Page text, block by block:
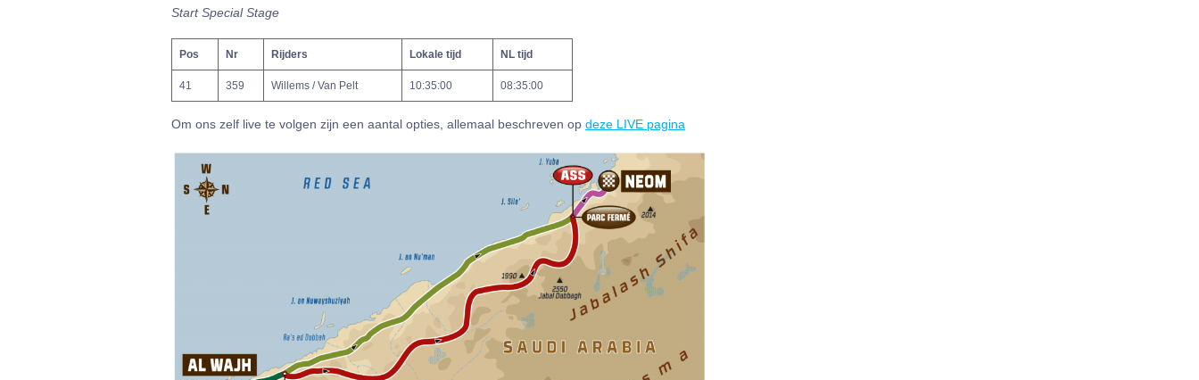
Start Special Stage
Pos Nr Rijders Lokale tijd NL tijd
41 359 Willems / Van Pelt 10:35:00 08:35:00
Om ons zelf live te volgen zijn een aantal opties, allemaal beschreven op deze LIVE pagina